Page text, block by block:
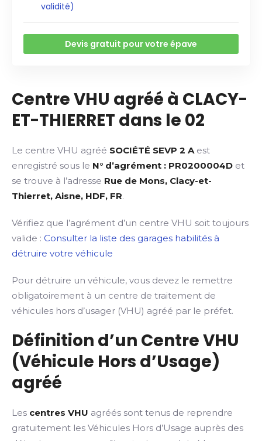
validité)
Devis gratuit pour votre épave
Centre VHU agréé à CLACY-
ET-THIERRET dans le 02
Le centre VHU agréé SOCIÉTÉ SEVP 2 Aest
enregistré sous le N° d’agrément : PR0200004D et
se trouve à l’adresse Rue de Mons, Clacy-et-
Thierret, Aisne, HDF, FR.
Vérifiez que l’agrément d’un centre VHU soit toujours
valide : Consulter la liste des garages habilités à
détruire votre véhicule
Pour détruire un véhicule, vous devez le remettre
obligatoirement à un centre de traitement de
véhicules hors d’usager (VHU) agréé par le préfet.
Définition d’un Centre VHU
(Véhicule Hors d’Usage)
agréé
Les centres VHU agréés sont tenus de reprendre
gratuitement les Véhicules Hors d’Usage auprès des